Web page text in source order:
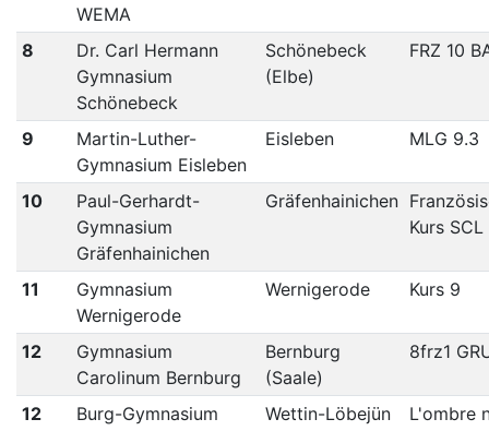
WEMA
8
Dr. Carl Hermann
Gymnasium
Schönebeck
Schönebeck
(Elbe)
FRZ 10
9
Martin-Luther-
Gymnasium Eisleben
Eisleben MLG 9.3
10
Paul-Gerhardt-
Gymnasium
Gräfenhainichen
Gräfenhainichen
Kurs
11
Gymnasium
Wernigerode
Wernigerode Kurs 9
12
Gymnasium
Carolinum Bernburg
Bernburg
(Saale)
8frz1
12
Burg-Gymnasium
Wettin-Löbejün L'ombre